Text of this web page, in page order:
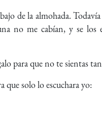
de la almohada.
no me cabían, y se
para que no te sientas
que solo lo escuchara yo: